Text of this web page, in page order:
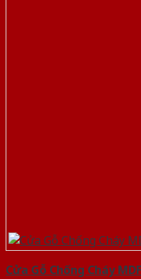
Cửa Gỗ Chống Cháy